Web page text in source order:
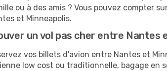
ou à des amis ? Vous pouvez compter
et Minneapolis.
un vol pas cher entre Nantes
vos billets d'avion entre Nantes et
low cost ou traditionnelle, bagage en